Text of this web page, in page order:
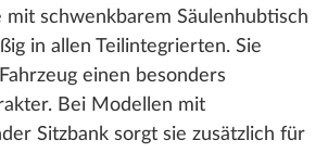
mit schwenkbarem Säulenhubtisch
in allen Teilintegrierten. Sie
einen besonders
Bei Modellen mit
Sitzbank sorgt sie zusätzlich für